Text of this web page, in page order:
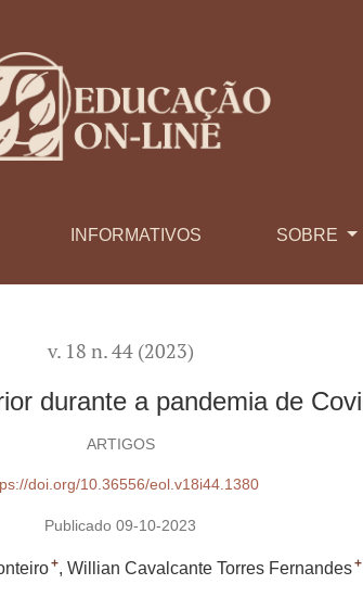
INFORMATIVOS SOBRE
v. 18 n. 44 (2023)
durante a pandemia de
ARTIGOS
doi.org/10.36556/eol.v18i44.1380
Publicado 09-10-2023
+ Willian Cavalcante Torres Fernandes+